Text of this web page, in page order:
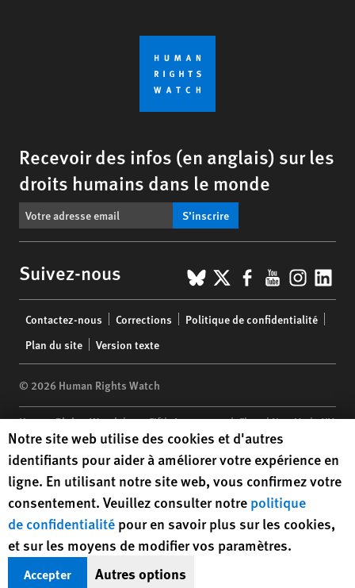
Recevoir des infos (en anglais) sur les
droits humains dans le monde
S’inscrire
Suivez-nous BlueSky
X Facebook
YouTube
menu
Contactez-nous Corrections
Politique de confidentialité
Plan du site
Version texte
© 2026 Human Rights Watch
Human Rights Watch| 350 Fifth Avenue, 34th Floor | New York,NY
10118-3299USA |t1.212.290.4700
Human Rights Watchis a 501(C)(3) nonprofit registered in the US
under EIN: 13-2875808
Human Rights Watch cookie preferences
Notre site web utilise des cookies et d'autres
identifiants pour aider à améliorer votre expérience en
ligne. En utilisant notre site web, vous confirmez votre
consentement. Veuillez consulter notre politique
de confidentialité pour en savoir plus sur les cookies,
et sur les moyens de modifier vos paramètres.
Accepter Autres options